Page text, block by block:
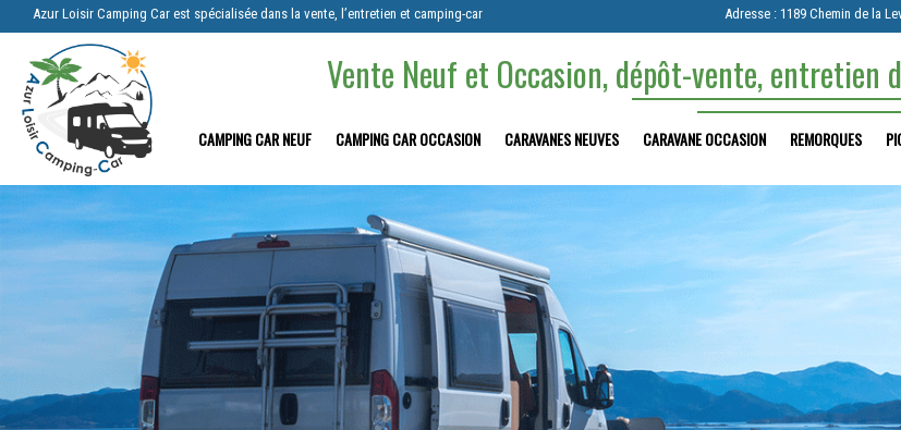
Azur Loisir Camping Car est spécialisée dans la vente, l’entretien et camping-car Adresse : 1189 Chemin de la
Vente Neuf et Occasion, dépôt-vente, entretien
CAMPING CAR NEUF CAMPING CAR OCCASION CARAVANES NEUVES CARAVANE OCCASION REMORQUES